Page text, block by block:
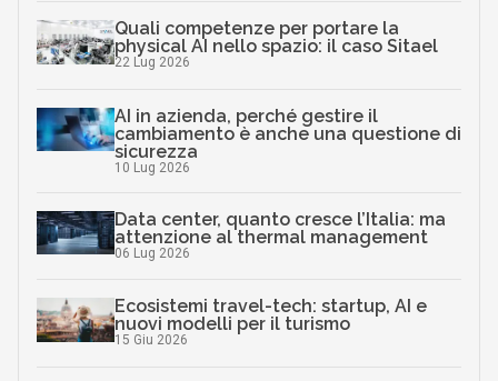
Quali competenze per portare la
physical AI nello spazio: il caso Sitael
22 Lug 2026
AI in azienda, perché gestire il
cambiamento è anche una questione di
sicurezza
10 Lug 2026
Data center, quanto cresce l’Italia: ma
attenzione al thermal management
06 Lug 2026
Ecosistemi travel-tech: startup, AI e
nuovi modelli per il turismo
15 Giu 2026